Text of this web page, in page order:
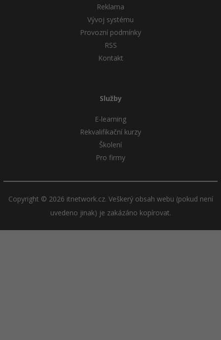
Reklama
Vývoj systému
Provozní podmínky
RSS
Kontakt
Služby
E-learning
Rekvalifikační kurzy
Školení
Pro firmy
Copyright © 2026 itnetwork.cz. Veškerý obsah webu (pokud není
uvedeno jinak) je zakázáno kopírovat.